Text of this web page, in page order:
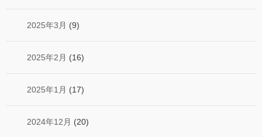
2025年3月 (9)
2025年2月 (16)
2025年1月 (17)
2024年12月 (20)